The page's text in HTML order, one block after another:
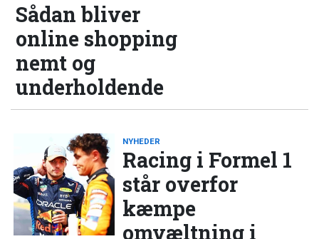
Sådan bliver
online shopping
nemt og
underholdende
NYHEDER
Racing i Formel 1
står overfor
kæmpe
omvæltning i